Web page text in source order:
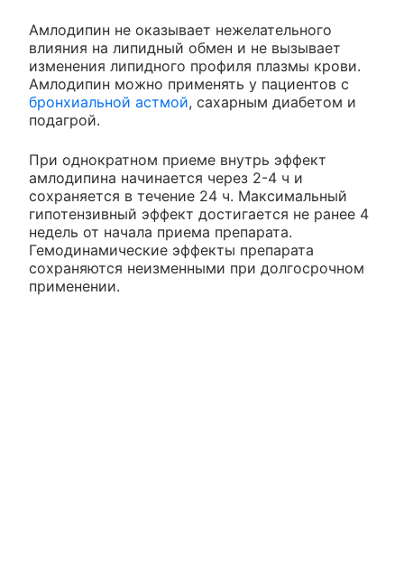
Амлодипин не оказывает нежелательного
влияния на липидный обмен и не вызывает
изменения липидного профиля плазмы крови.
Амлодипин можно применять у пациентов с
бронхиальной астмой, сахарным диабетом и
подагрой.
При однократном приеме внутрь эффект
амлодипина начинается через 2-4 ч и
сохраняется в течение 24 ч. Максимальный
гипотензивный эффект достигается не ранее 4
недель от начала приема препарата.
Гемодинамические эффекты препарата
сохраняются неизменными при долгосрочном
применении.